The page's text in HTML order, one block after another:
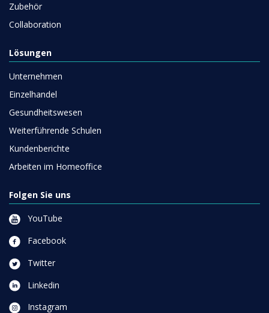
Zubehör
Collaboration
Lösungen
Unternehmen
Einzelhandel
Gesundheitswesen
Weiterführende Schulen
Kundenberichte
Arbeiten im Homeoffice
Folgen Sie uns
YouTube
Facebook
Twitter
Linkedin
Instagram